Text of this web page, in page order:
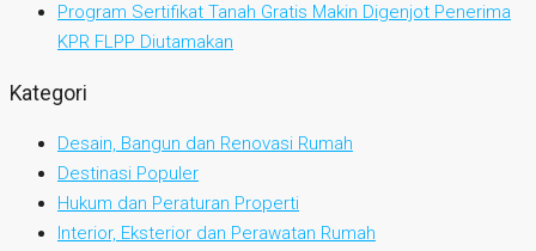
Program Sertifikat Tanah Gratis Makin Digenjot Penerima
KPR FLPP Diutamakan
Kategori
Desain, Bangun dan Renovasi Rumah
Destinasi Populer
Hukum dan Peraturan Properti
Interior, Eksterior dan Perawatan Rumah